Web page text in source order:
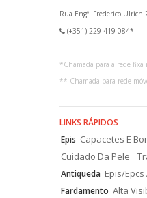
Rua Engº. Frederico
(+351) 229 419 084*
*Chamada para a rede fixa
** Chamada para rede
LINKS RÁPIDOS
Epis Capacetes E
Cuidado Da Pele
Antiqueda Epis/
Fardamento Alta